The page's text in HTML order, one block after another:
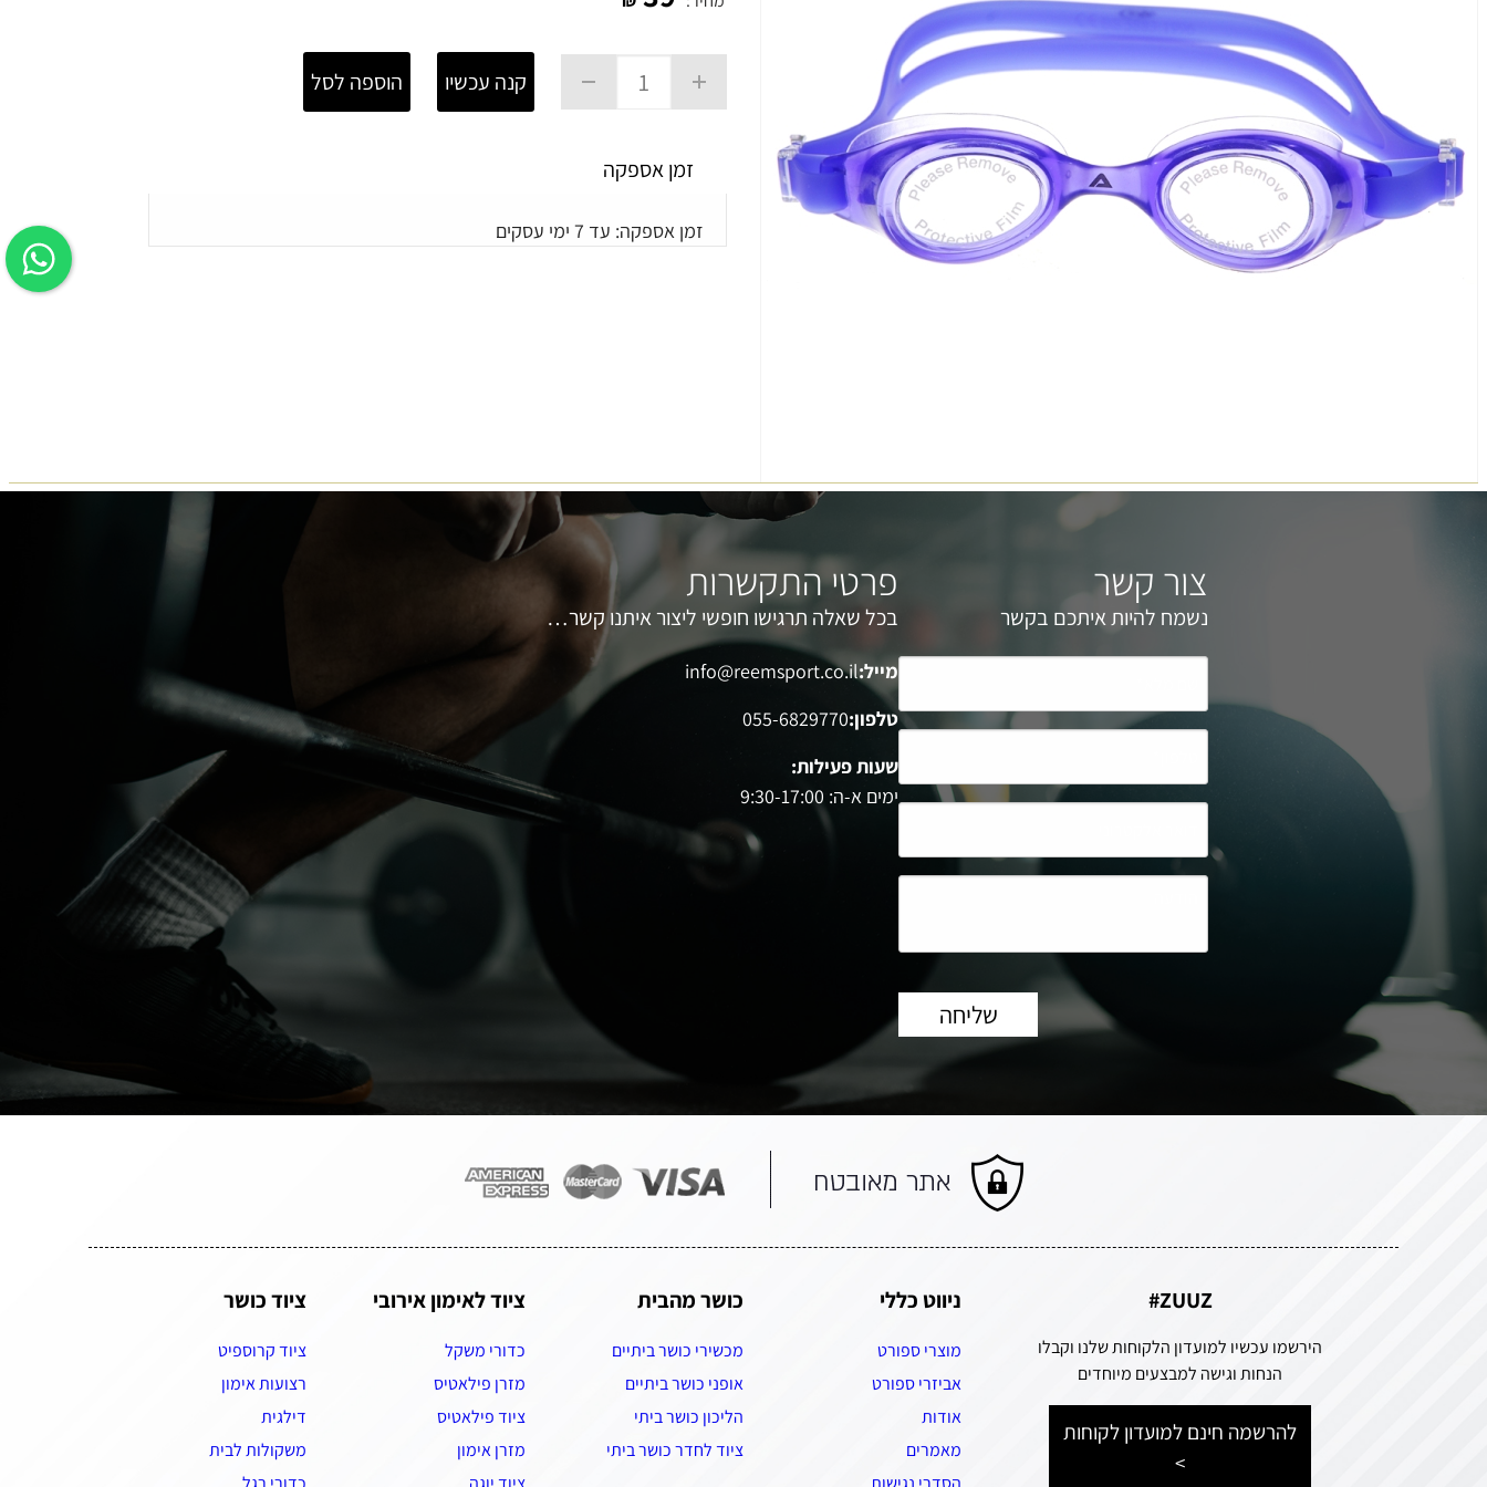
קנה עכשיו הוספה לסל
זמן אספקה
זמן אספקה: עד 7 ימי עסקים
צור קשר
נשמח להיות איתכם בקשר
פרטי התקשרות
בכל שאלה תרגישו חופשי ליצור איתנו קשר…
מייל:info@reemsport.co.il
טלפון:055-6829770
שעות פעילות:
ימים א-ה: 9:30-17:00
ZUUZ#
הירשמו עכשיו למועדון הלקוחות שלנו וקבלו
הנחות וגישה למבצעים מיוחדים
להרשמה חינם למועדון לקוחות
>
ניווט כללי
מוצרי ספורט
אביזרי ספורט
אודות
מאמרים
כושר מהבית
מכשירי כושר ביתיים
אופני כושר ביתיים
הליכון כושר ביתי
ציוד לחדר כושר ביתי
ציוד לאימון אירובי
כדורי משקל
מזרן פילאטיס
ציוד פילאטיס
מזרן אימון
ציוד כושר
ציוד קרוספיט
רצועות אימון
דילגית
משקולות לבית